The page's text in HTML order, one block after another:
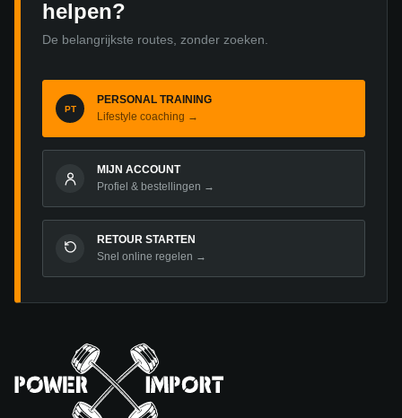
helpen?
De belangrijkste routes, zonder zoeken.
PT
PERSONAL TRAINING
Lifestyle coaching →
MIJN ACCOUNT
Profiel & bestellingen →
RETOUR STARTEN
Snel online regelen →